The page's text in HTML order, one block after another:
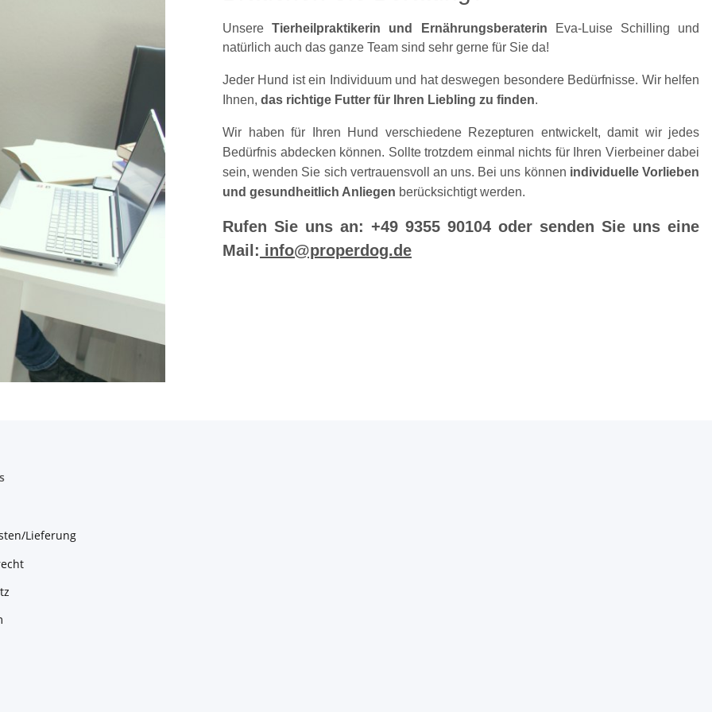
UnsereTierheilpraktikerin und Ernährungsberaterin Eva-Luise Schilling und
natürlich auch das ganze Team sind sehr gerne für Sie da!
Jeder Hund ist ein Individuum und hat deswegen besondere Bedürfnisse. Wir helfen
Ihnen, das richtige Futter für Ihren Liebling zu finden.
Wir haben für Ihren Hund verschiedene Rezepturen entwickelt, damit wir jedes
Bedürfnis abdecken können. Sollte trotzdem einmal nichts für Ihren Vierbeiner dabei
sein, wenden Sie sich vertrauensvoll an uns. Bei uns können individuelle Vorlieben
und gesundheitlich Anliegen berücksichtigt werden.
Rufen Sie uns an: +49 9355 90104 oder senden Sie uns eine
Mail: info@properdog.de
Lieferung